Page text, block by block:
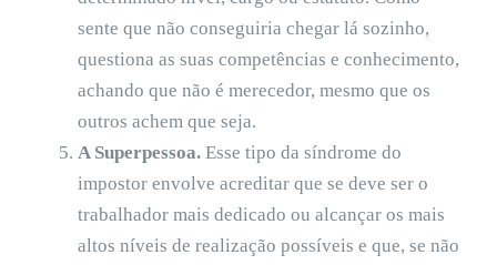
sente que não conseguiria chegar lá sozinho,
questiona as suas competências e conhecimento,
achando que não é merecedor, mesmo que os
outros achem que seja.
A Superpessoa. Esse tipo da síndrome do
impostor envolve acreditar que se deve ser o
trabalhador mais dedicado ou alcançar os mais
altos níveis de realização possíveis e que, se não